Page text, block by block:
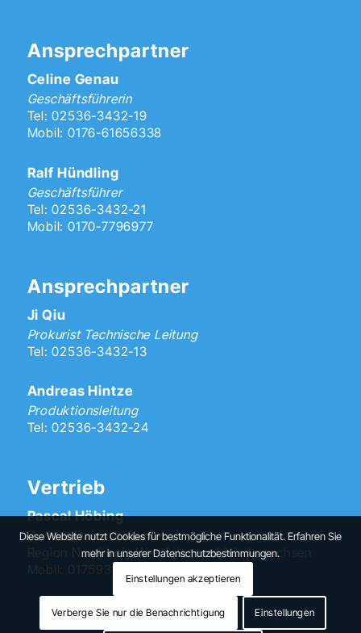
Ansprechpartner
Celine Genau
Geschäftsführerin
Tel: 02536-3432-19
Mobil: 0176-61656338
Ralf Hündling
Geschäftsführer
Tel: 02536-3432-21
Mobil: 0170-7796977
Ansprechpartner
Ji Qiu
Prokurist Technische Leitung
Tel: 02536-3432-13
Andreas Hintze
Produktionsleitung
Tel: 02536-3432-24
Vertrieb
Pascal Höbing
Außendienstmitarbeiter
Region Nordrhein-Westfalen und Niedersachsen
Mobil: 01759373329
Diese Website nutzt Cookies für bestmögliche Funktionalität. Erfahren Sie
mehr in unserer Datenschutzbestimmungen.
Einstellungen akzeptieren
Verberge Sie nur die Benachrichtigung Einstellungen